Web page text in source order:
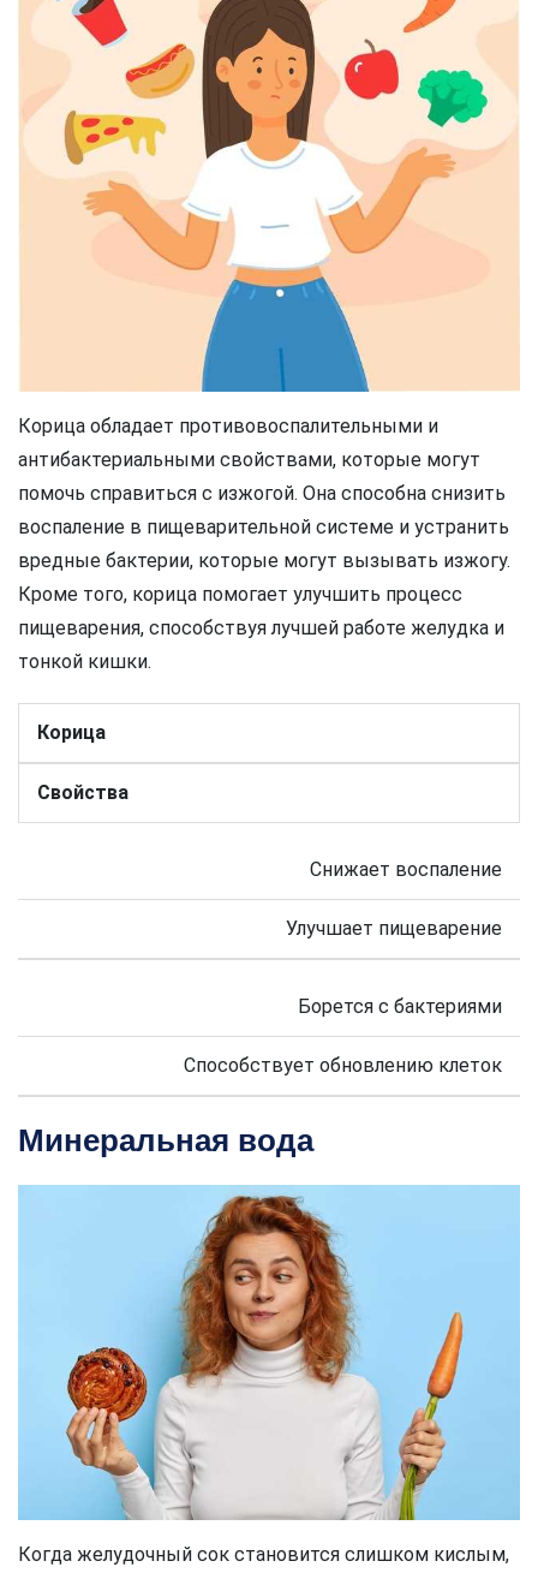
Корица обладает противовоспалительными и
антибактериальными свойствами, которые могут
помочь справиться с изжогой. Она способна снизить
воспаление в пищеварительной системе и устранить
вредные бактерии, которые могут вызывать изжогу.
Кроме того, корица помогает улучшить процесс
пищеварения, способствуя лучшей работе желудка и
тонкой кишки.
Корица
Свойства
Снижает воспаление
Улучшает пищеварение
Борется с бактериями
Способствует обновлению клеток
Минеральная вода
Когда желудочный сок становится слишком кислым,